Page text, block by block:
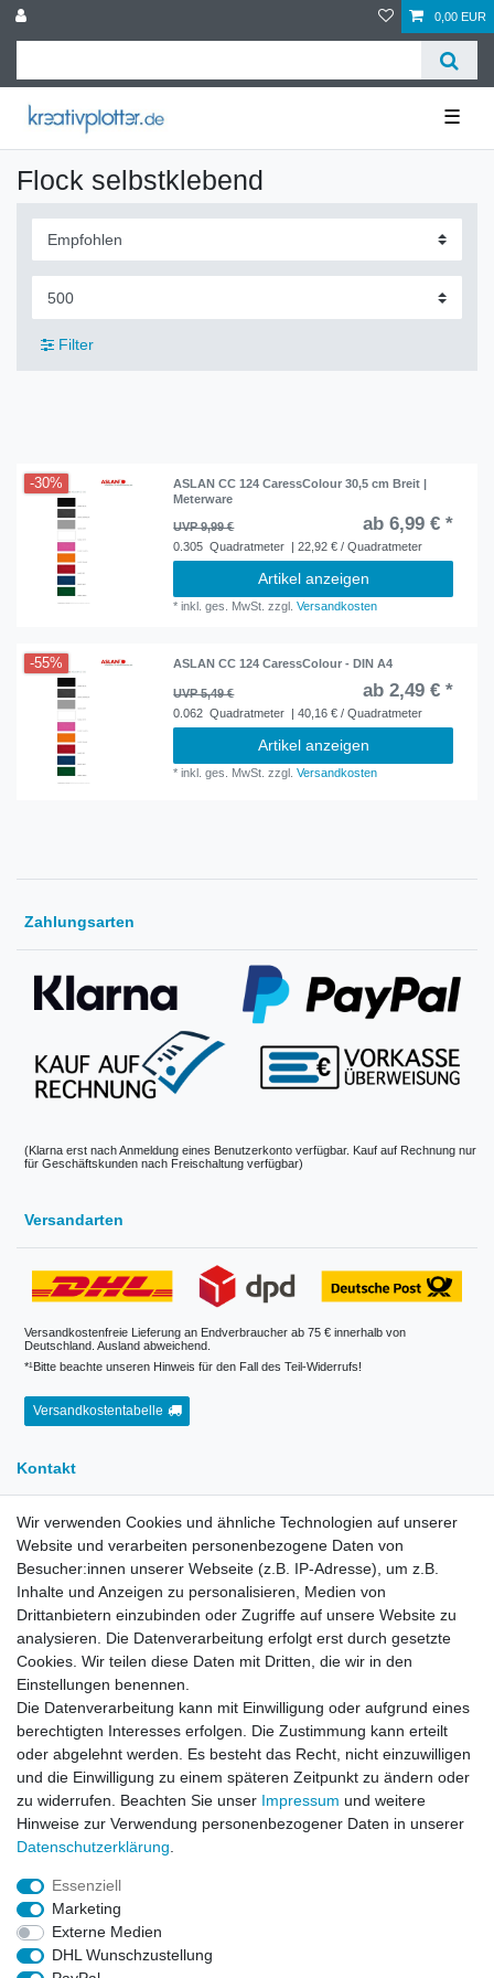
0,00 EUR
☰
Flock selbstklebend
Filter
-30%
ASLAN CC 124 CaressColour 30,5 cm Breit |
Meterware
UVP 9,99 € ab 6,99 € *
0.305 Quadratmeter | 22,92 € / Quadratmeter
Artikel anzeigen
*inkl. ges. MwSt. zzgl.Versandkosten
-55% ASLAN CC 124 CaressColour - DIN A4
UVP 5,49 € ab 2,49 € *
0.062 Quadratmeter | 40,16 € / Quadratmeter
Artikel anzeigen
*inkl. ges. MwSt. zzgl.Versandkosten
Zahlungsarten
(Klarna erst nach Anmeldung eines Benutzerkonto verfügbar. Kauf auf Rechnung nur
für Geschäftskunden nach Freischaltung verfügbar)
Versandarten
Versandkostenfreie Lieferung an Endverbraucher ab 75 € innerhalb von
Deutschland. Ausland abweichend.
*¹Bitte beachte unseren Hinweis für den Fall des Teil-Widerrufs!
Versandkostentabelle
Kontakt
E-Mail:info[at]kreativplotter.de
Telefon:0202-87063640
Öffnungszeiten:
Montag bis Freitag von 8.30 - 15.30 Uhr
Kontaktformular
Informationen
Registrieren
Widerrufsrecht
Datenschutzerklärung
AGB
Impressum
Widerrufsbutton
Wir verwenden Cookies und ähnliche Technologien auf unserer
Website und verarbeiten personenbezogene Daten von
Besucher:innen unserer Webseite (z.B. IP-Adresse), um z.B.
Inhalte und Anzeigen zu personalisieren, Medien von
Drittanbietern einzubinden oder Zugriffe auf unsere Website zu
analysieren. Die Datenverarbeitung erfolgt erst durch gesetzte
Cookies. Wir teilen diese Daten mit Dritten, die wir in den
Einstellungen benennen.
Die Datenverarbeitung kann mit Einwilligung oder aufgrund eines
berechtigten Interesses erfolgen. Die Zustimmung kann erteilt
oder abgelehnt werden. Es besteht das Recht, nicht einzuwilligen
und die Einwilligung zu einem späteren Zeitpunkt zu ändern oder
zu widerrufen. Beachten Sie unser Impressum und weitere
Hinweise zur Verwendung personenbezogener Daten in unserer
Daten­schutz­erklärung
Essenziell
Marketing
Externe Medien
DHL Wunschzustellung